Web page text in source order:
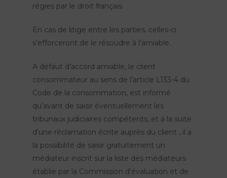
régies par le droit français.
En cas de litige entre les parties, celles-ci
s’efforceront de le résoudre à l’amiable.
A défaut d’accord amiable, le client
consommateur au sens de l’article L133-4 du
Code de la consommation, est informé
qu’avant de saisir éventuellement les
tribunaux judiciaires compétents, et à la suite
d’une réclamation écrite auprès du client , il a
la possibilité de saisir gratuitement un
médiateur inscrit sur la liste des médiateurs
établie par la Commission d’évaluation et de